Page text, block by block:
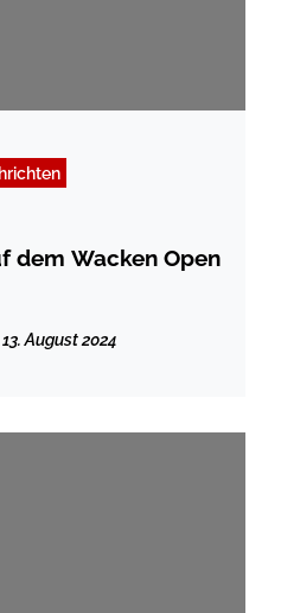
dem Wacken Open
13. August 2024